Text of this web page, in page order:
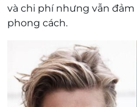
và chi phí nhưng vẫn đảm
phong cách.